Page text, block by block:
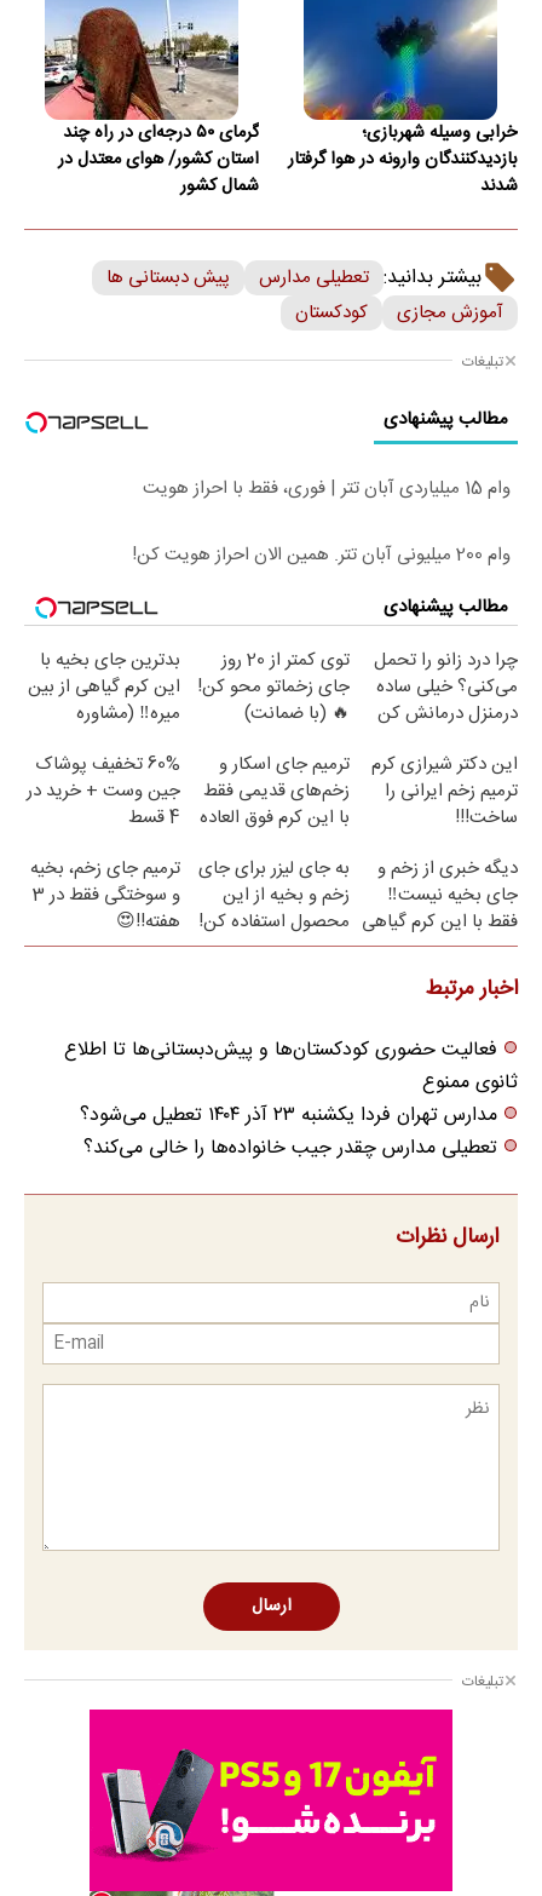
خرابی وسیله شهربازی؛
بازدیدکنندگان وارونه در هوا گرفتار
شدند
گرمای ۵۰ درجه‌ای در راه چند
استان کشور/ هوای معتدل در
شمال کشور
بیشتر بدانید: تعطیلی مدارس
پیش دبستانی ها
آموزش مجازی
کودکستان
تبلیغات
مطالب پیشنهادی
وام 15 میلیاردی آبان تتر | فوری، فقط با احراز هویت
وام 200 میلیونی آبان تتر. همین الان احراز هویت کن!
مطالب پیشنهادی
چرا درد زانو را تحمل
می‌کنی؟ خیلی ساده
درمنزل درمانش کن
توی کمتر از 20 روز
جای زخماتو محو کن!
🔥 (با ضمانت)
بدترین جای بخیه با
این کرم گیاهی از بین
میره‼️ (مشاوره
این دکتر شیرازی کرم
ترمیم زخم ایرانی را
ساخت!!!
ترمیم جای اسکار و
زخم‌های قدیمی فقط
با این کرم فوق العاده
60% تخفیف پوشاک
جین وست + خرید در
4 قسط
دیگه خبری از زخم و
جای بخیه نیست‼️
فقط با این کرم گیاهی
به جای لیزر برای جای
زخم و بخیه از این
محصول استفاده کن!
ترمیم جای زخم، بخیه
و سوختگی فقط در 3
هفته!!😍
اخبار مرتبط
فعالیت حضوری کودکستان‌ها و پیش‌دبستانی‌ها تا اطلاع
ثانوی ممنوع
مدارس تهران فردا یکشنبه ۲۳ آذر ۱۴۰۴ تعطیل می‌شود؟
تعطیلی مدارس چقدر جیب خانواده‌ها را خالی می‌کند؟
ارسال نظرات
ارسال
تبلیغات